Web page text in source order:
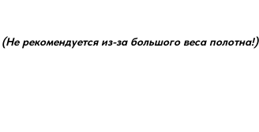
(Не рекомендуется из-за большого веса полотна!)